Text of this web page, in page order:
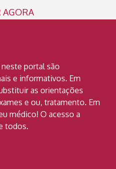
AGORA
portal são
e informativos. Em
as orientações
e ou, tratamento. Em
médico! O acesso a
todos.